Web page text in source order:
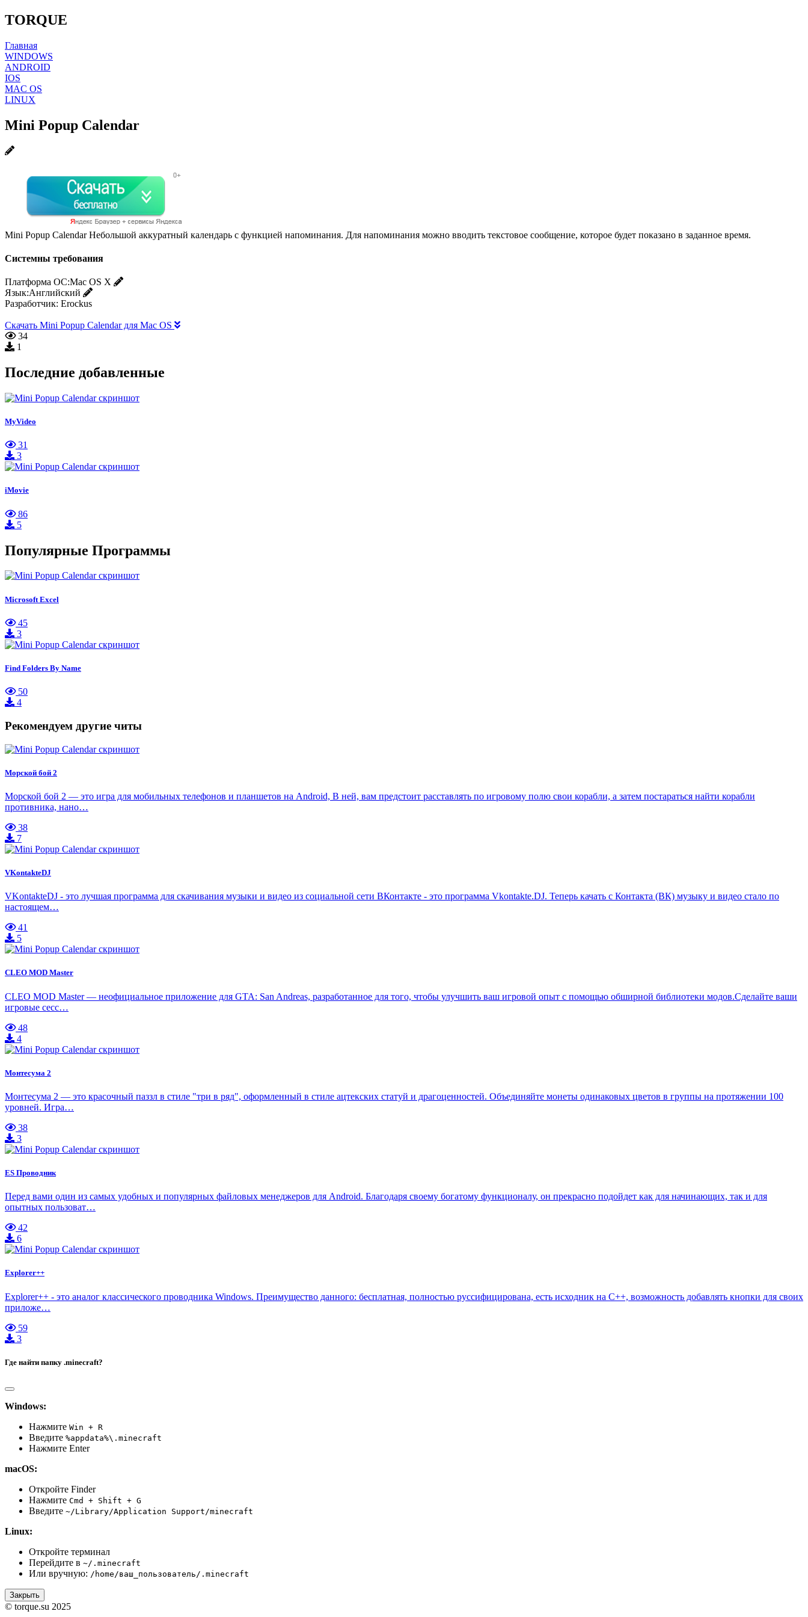
TORQUE
Главная
WINDOWS
ANDROID
IOS
MAC OS
LINUX
Mini Popup Calendar
Mini Popup Calendar Небольшой аккуратный календарь с функцией напоминания. Для напоминания можно вводить текстовое сообщение, которое будет показано в заданное время.
Системны требования
Платформа ОС:Mac OS X
Язык:Английский
Разработчик: Erockus
Скачать Mini Popup Calendar для Mac OS
34
1
Последние добавленные
MyVideo
31
3
iMovie
86
5
Популярные Программы
Microsoft Excel
45
3
Find Folders By Name
50
4
Рекомендуем другие читы
Морской бой 2
Морской бой 2 — это игра для мобильных телефонов и планшетов на Android, В ней, вам предстоит расставлять по игровому полю свои корабли, а затем постараться найти корабли
противника, нано…
38
7
VKontakteDJ
VKontakteDJ - это лучшая программа для скачивания музыки и видео из социальной сети ВКонтакте - это программа Vkontakte.DJ. Теперь качать с Контакта (ВК) музыку и видео стало по
настоящем…
41
5
CLEO MOD Master
CLEO MOD Master — неофициальное приложение для GTA: San Andreas, разработанное для того, чтобы улучшить ваш игровой опыт с помощью обширной библиотеки модов.Сделайте ваши
игровые сесс…
48
4
Монтесума 2
Монтесума 2 — это красочный паззл в стиле "три в ряд", оформленный в стиле ацтекских статуй и драгоценностей. Объединяйте монеты одинаковых цветов в группы на протяжении 100
уровней. Игра…
38
3
ES Проводник
Перед вами один из самых удобных и популярных файловых менеджеров для Android. Благодаря своему богатому функционалу, он прекрасно подойдет как для начинающих, так и для
опытных пользоват…
42
6
Explorer++
Explorer++ - это аналог классического проводника Windows. Преимущество данного: бесплатная, полностью руссифицирована, есть исходник на С++, возможность добавлять кнопки для своих
приложе…
59
3
Где найти папку .minecraft?
Windows:
Нажмите Win + R
Введите %appdata%\.minecraft
Нажмите Enter
macOS:
Откройте Finder
Нажмите Cmd + Shift + G
Введите ~/Library/Application Support/minecraft
Linux:
Откройте терминал
Перейдите в ~/.minecraft
Или вручную: /home/ваш_пользователь/.minecraft
Закрыть
© torque.su 2025